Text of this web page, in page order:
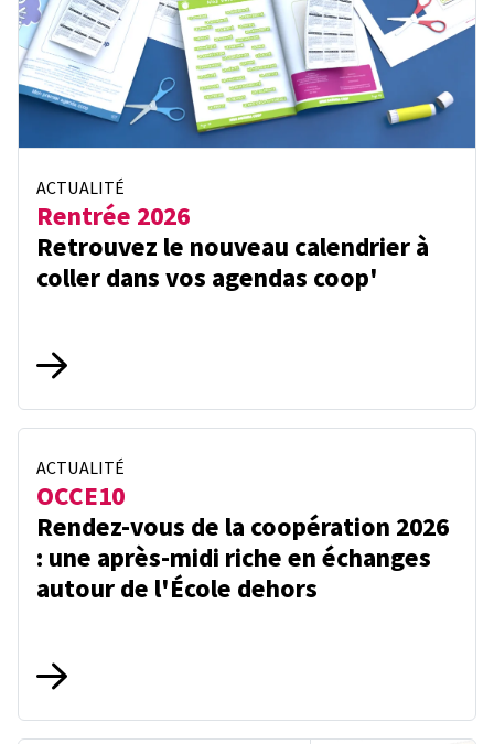
ACTUALITÉ
Rentrée 2026
Retrouvez le nouveau calendrier à
coller dans vos agendas coop'
ACTUALITÉ
OCCE10
Rendez-vous de la coopération 2026
: une après-midi riche en échanges
autour de l'École dehors